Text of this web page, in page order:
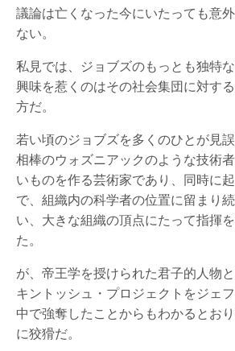
議論は亡くなった今にいたっても意
ない。
私見では、ジョブズのもっとも独特
興味を惹くのはその社会集団に対す
方だ。
若い頃のジョブズを多くのひとが見
相棒のウォズニアックのような技術
いものを作る芸術家であり、同時に
で、組織内の科学者の位置に留まり
い、大きな組織の頂点にたって指揮
た。
が、帝王学を授けられた君子的人物
キントッシュ・プロジェクトをジェ
中で強奪したことからもわかるとお
に狡猾だ。